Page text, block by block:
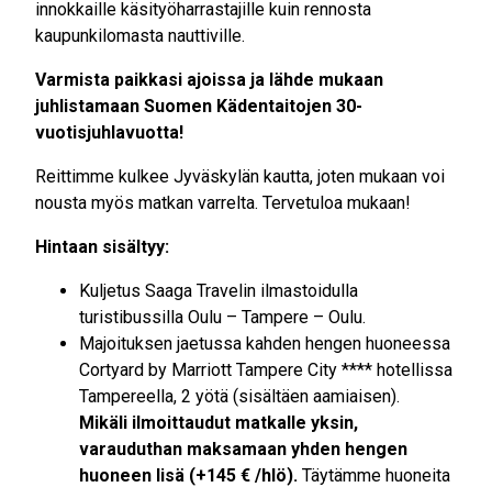
innokkaille käsityöharrastajille kuin rennosta
kaupunkilomasta nauttiville.
Varmista paikkasi ajoissa ja lähde mukaan
juhlistamaan Suomen Kädentaitojen 30-
vuotisjuhlavuotta!
Reittimme kulkee Jyväskylän kautta, joten mukaan voi
nousta myös matkan varrelta. Tervetuloa mukaan!
Hintaan sisältyy:
Kuljetus Saaga Travelin ilmastoidulla
turistibussilla Oulu – Tampere – Oulu.
Majoituksen jaetussa kahden hengen huoneessa
Cortyard by Marriott Tampere City **** hotellissa
Tampereella, 2 yötä (sisältäen aamiaisen).
Mikäli ilmoittaudut matkalle yksin,
varauduthan maksamaan yhden hengen
huoneen lisä (+145 € /hlö). Täytämme huoneita